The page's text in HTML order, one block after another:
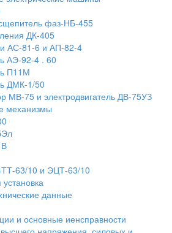
фаз-НБ-455
ДК-405
АС-81-6 и АП-82-4
АЭ-92-4 . 60
П11М
ДМК-1/50
МВ-75 и электродвигатель ДВ-75УЗ
механизмы
63/10 и ЭЦТ-63/10
данные
и основные иенсправности